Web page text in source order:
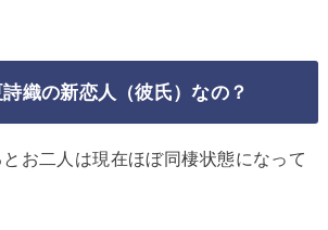
織の新恋人（彼氏）なの？
お二人は現在ほぼ同棲状態になって